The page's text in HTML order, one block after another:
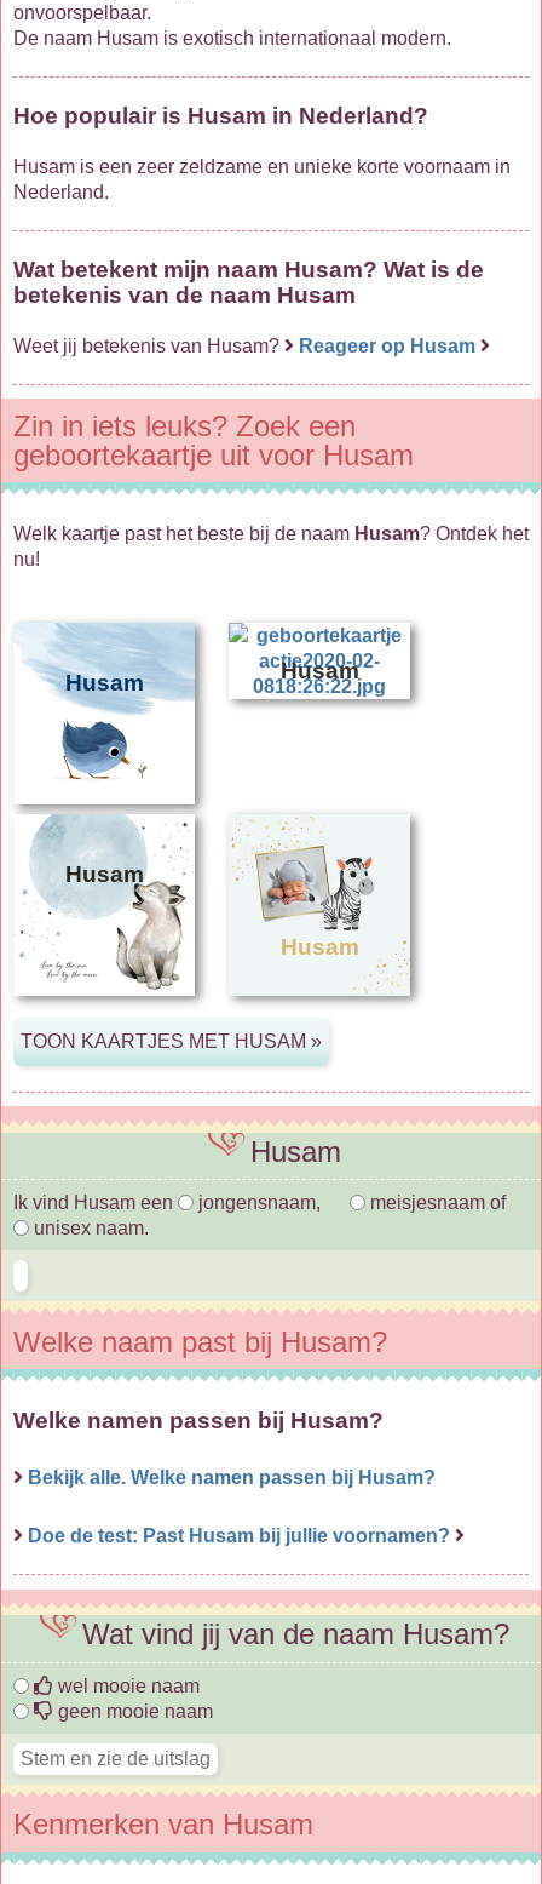
onvoorspelbaar.
De naam Husam is exotisch internationaal modern.
Hoe populair is Husam in Nederland?
Husam is een zeer zeldzame en unieke korte voornaam in
Nederland.
Wat betekent mijn naam Husam? Wat is de
betekenis van de naam Husam
Weet jij betekenis van Husam? Reageer op Husam
Zin in iets leuks? Zoek een
geboortekaartje uit voor Husam
Welk kaartje past het beste bij de naam Husam? Ontdek het
nu!
Husam Husam
Husam
Husam
Husam
Ik vind Husam een jongensnaam,
meisjesnaam of
unisex naam.
Welke naam past bij Husam?
Welke namen passen bij Husam?
Bekijk alle. Welke namen passen bij Husam?
Doe de test: Past Husam bij jullie voornamen?
Wat vind jij van de naam Husam?
wel mooie naam
geen mooie naam
Kenmerken van Husam